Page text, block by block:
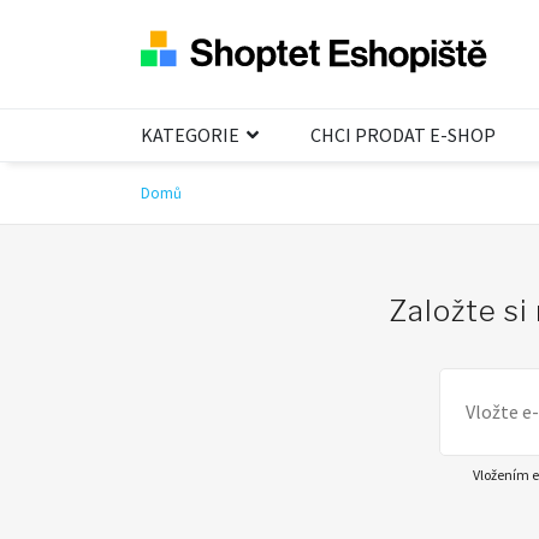
KATEGORIE CHCI PRODAT E-SHOP
Domů
Založte si
Vložením